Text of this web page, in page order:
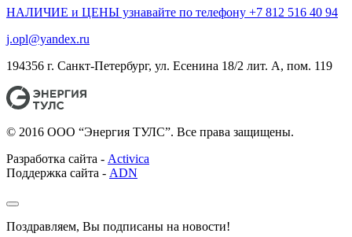
НАЛИЧИЕ и ЦЕНЫ узнавайте по телефону +7 812 516 40 94
j.opl@yandex.ru
194356 г. Санкт-Петербург, ул. Есенина 18/2 лит. А, пом. 119
© 2016 ООО “Энергия ТУЛС”. Все права защищены.
Разработка сайта - Activica
Поддержка сайта - ADN
Поздравляем, Вы подписаны на новости!